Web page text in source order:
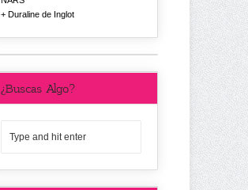
Duraline de Inglot
¿Buscas Algo?